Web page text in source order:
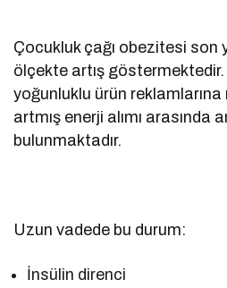
Çocukluk çağı obezitesi son
ölçekte artış göstermektedir.
yoğunluklu ürün
artmış enerji alımı arasında
bulunmaktadır.
Uzun vadede bu durum:
İnsülin direnci